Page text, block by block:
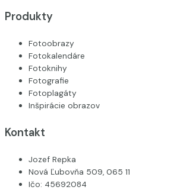
Produkty
Fotoobrazy
Fotokalendáre
Fotoknihy
Fotografie
Fotoplagáty
Inšpirácie obrazov
Kontakt
Jozef Repka
Nová Ľubovňa 509, 065 11
Ičo: 45692084